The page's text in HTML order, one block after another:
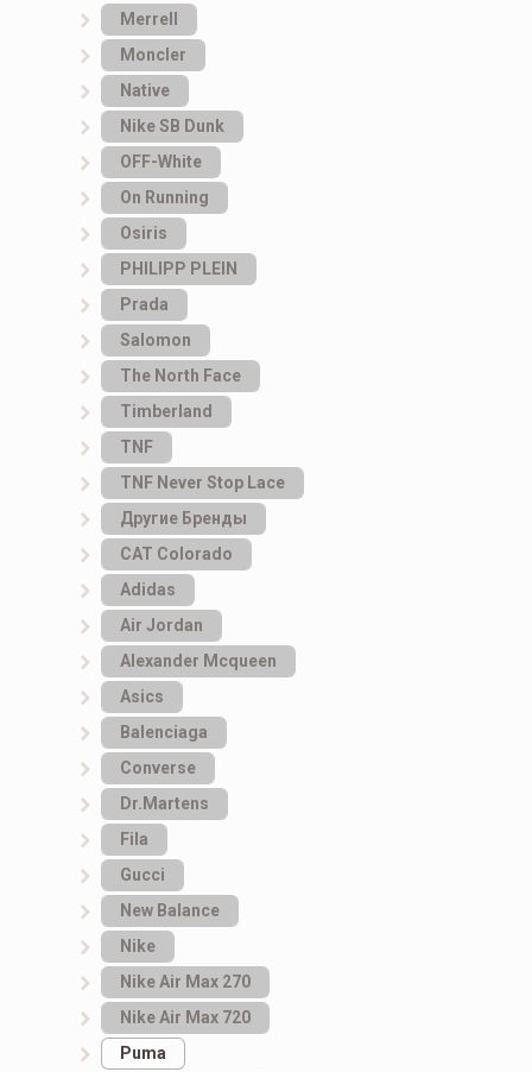
Merrell
Moncler
Native
Nike SB Dunk
OFF-White
On Running
Osiris
PHILIPP PLEIN
Prada
Salomon
The North Face
Timberland
TNF
TNF Never Stop Lace
Другие Бренды
САТ Colorado
Adidas
Air Jordan
Alexander Mcqueen
Asics
Balenciaga
Converse
Dr.Martens
Fila
Gucci
New Balance
Nike
Nike Air Max 270
Nike Air Max 720
Puma